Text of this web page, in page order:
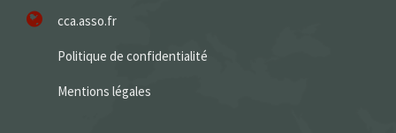
cca.asso.fr
Politique de confidentialité
Mentions légales